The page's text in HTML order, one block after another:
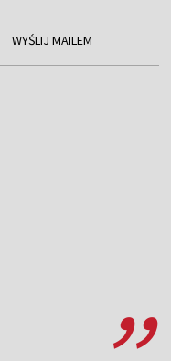
WYŚLIJ MAILEM
,,